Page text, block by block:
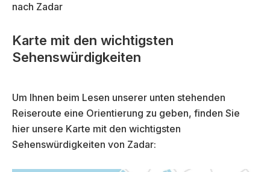
Karte mit den wichtigsten
Sehenswürdigkeiten
Um Ihnen beim Lesen unserer unten stehenden
Reiseroute eine Orientierung zu geben, finden Sie
hier unsere Karte mit den wichtigsten
Sehenswürdigkeiten von Zadar: